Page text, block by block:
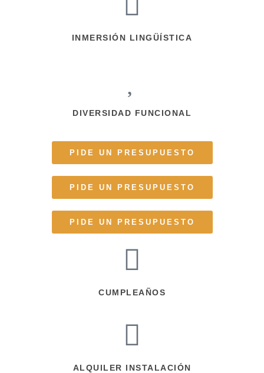
INMERSIÓN LINGÜÍSTICA
DIVERSIDAD FUNCIONAL
PIDE UN PRESUPUESTO
PIDE UN PRESUPUESTO
PIDE UN PRESUPUESTO
CUMPLEAÑOS
ALQUILER INSTALACIÓN